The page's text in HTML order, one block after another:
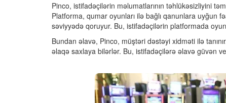
Pinco, istifadəçilərin məlumatlarının təhlükəsizliyini
Platforma, qumar oyunları ilə bağlı qanunlara uyğun
səviyyədə qoruyur. Bu, istifadəçilərin platformada
Bundan əlavə, Pinco, müştəri dəstəyi xidməti ilə
əlaqə saxlaya bilərlər. Bu, istifadəçilərə əlavə güvən